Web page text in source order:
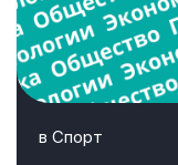
в Спорт